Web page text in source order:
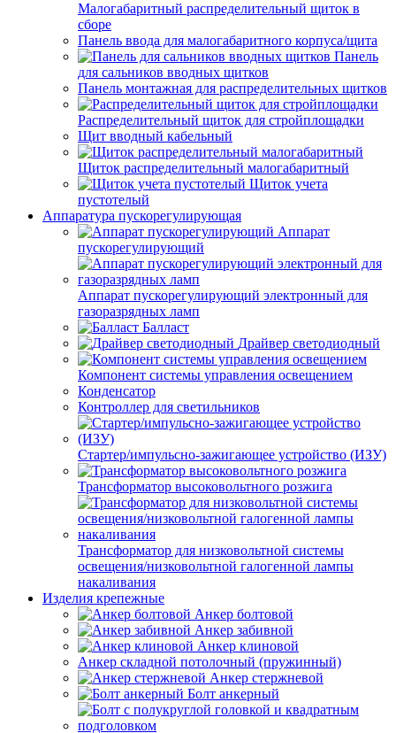
Малогабаритный распределительный щиток в
сборе
Панель ввода для малогабаритного корпуса/щита
Панель
для сальников вводных щитков
Панель монтажная для распределительных щитков
Распределительный щиток для стройплощадки
Щит вводный кабельный
Щиток распределительный малогабаритный
Щиток учета
пустотелый
Аппаратура пускорегулирующая
Аппарат
пускорегулирующий
Аппарат пускорегулирующий электронный для
газоразрядных ламп
Балласт
Драйвер светодиодный
Компонент системы управления освещением
Конденсатор
Контроллер для светильников
Стартер/импульсно-зажигающее устройство (ИЗУ)
Трансформатор высоковольтного розжига
Трансформатор для низковольтной системы
освещения/низковольтной галогенной лампы
накаливания
Изделия крепежные
Анкер болтовой
Анкер забивной
Анкер клиновой
Анкер складной потолочный (пружинный)
Анкер стержневой
Болт анкерный